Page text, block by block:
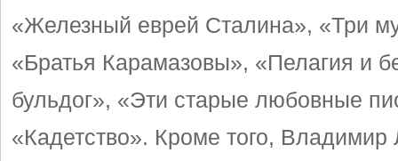
«Железный еврей Сталина», «Три
«Братья Карамазовы», «Пелагия и
бульдог», «Эти старые любовные
«Кадетство». Кроме того, Владимир